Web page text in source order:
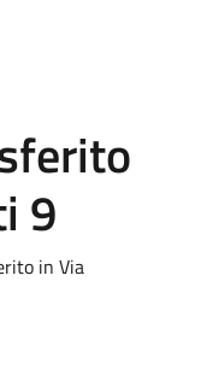
9
in Via